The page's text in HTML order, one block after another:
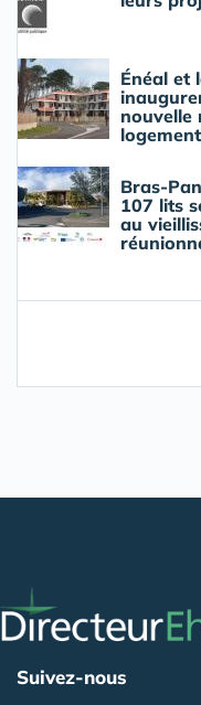
Énéal et
nouvelle
Bras-
107 lits
au
Suivez-nous